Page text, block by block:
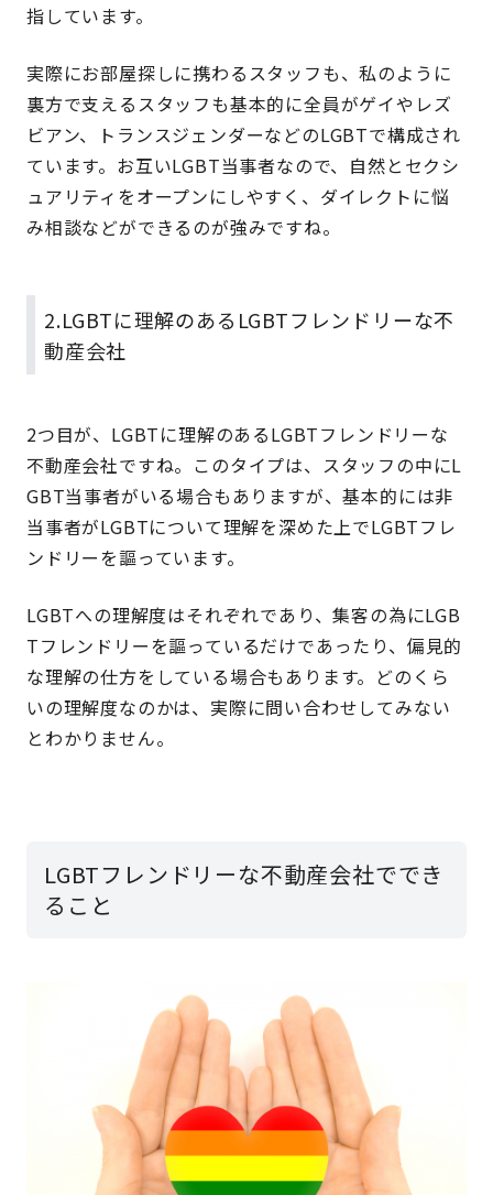
指しています。
実際にお部屋探しに携わるスタッフも、私のように
裏方で支えるスタッフも基本的に全員がゲイやレズ
ビアン、トランスジェンダーなどのLGBTで構成され
ています。お互いLGBT当事者なので、自然とセクシ
ュアリティをオープンにしやすく、ダイレクトに悩
み相談などができるのが強みですね。
2.LGBTに理解のあるLGBTフレンドリーな不
動産会社
2つ目が、LGBTに理解のあるLGBTフレンドリーな
不動産会社ですね。このタイプは、スタッフの中にL
GBT当事者がいる場合もありますが、基本的には非
当事者がLGBTについて理解を深めた上でLGBTフレ
ンドリーを謳っています。
LGBTへの理解度はそれぞれであり、集客の為にLGB
Tフレンドリーを謳っているだけであったり、偏見的
な理解の仕方をしている場合もあります。どのくら
いの理解度なのかは、実際に問い合わせしてみない
とわかりません。
LGBTフレンドリーな不動産会社ででき
ること